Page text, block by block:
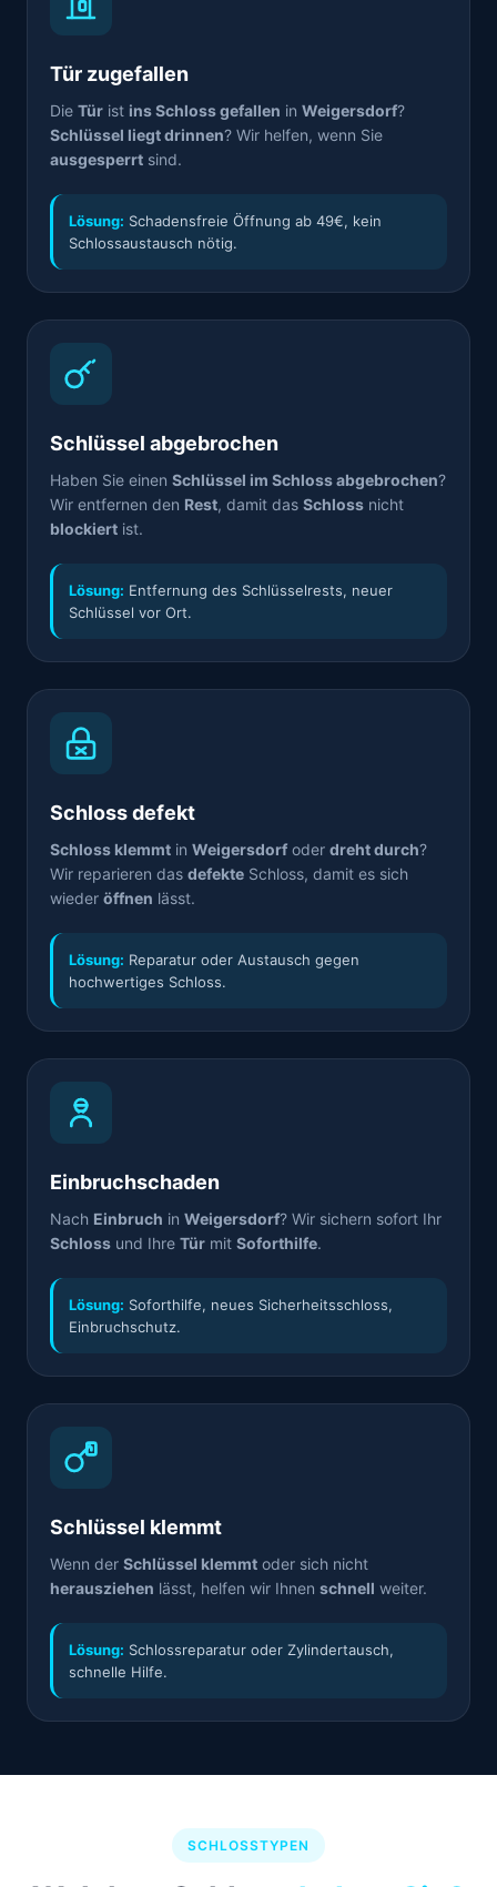
Tür zugefallen
Die Tür ist ins Schloss gefallen in Weigersdorf?
Schlüssel liegt drinnen? Wir helfen, wenn Sie
ausgesperrt sind.
Lösung: Schadensfreie Öffnung ab 49€, kein
Schlossaustausch nötig.
Schlüssel abgebrochen
Haben Sie einen Schlüssel im Schloss abgebrochen?
Wir entfernen den Rest, damit das Schloss nicht
blockiert ist.
Lösung: Entfernung des Schlüsselrests, neuer
Schlüssel vor Ort.
Schloss defekt
Schloss klemmt in Weigersdorf oder dreht durch?
Wir reparieren das defekte Schloss, damit es sich
wieder öffnen lässt.
Lösung: Reparatur oder Austausch gegen
hochwertiges Schloss.
Einbruchschaden
Nach Einbruch in Weigersdorf? Wir sichern sofort Ihr
Schloss und Ihre Tür mit Soforthilfe.
Lösung: Soforthilfe, neues Sicherheitsschloss,
Einbruchschutz.
Schlüssel klemmt
Wenn der Schlüssel klemmt oder sich nicht
herausziehen lässt, helfen wir Ihnen schnell weiter.
Lösung: Schlossreparatur oder Zylindertausch,
schnelle Hilfe.
SCHLOSSTYPEN